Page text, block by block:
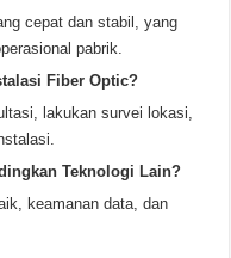
cepat dan stabil, yang
pabrik.
Fiber Optic?
lakukan survei lokasi,
Teknologi Lain?
keamanan data, dan